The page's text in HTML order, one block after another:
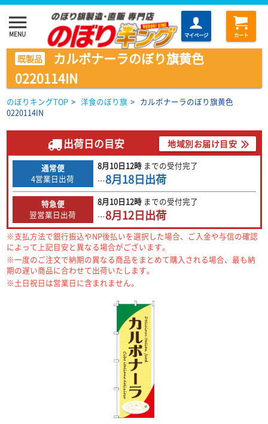
menu
MENU マイページ カート
既製品
カルボナーラのぼり旗黄色
0220114IN
のぼりキングTOP > 洋食のぼり旗 > カルボナーラのぼり旗黄色
0220114IN
出荷日の目安 地域別お届け目安
通常便
4営業日出荷
8月10日12時 までの受付完了
…8月18日出荷
特急便
翌営業日出荷
8月10日12時 までの受付完了
…8月12日出荷
※支払方法で銀行振込やNP後払いを選択した場合、ご入金や与信の確認
によって上記目安と異なる場合がございます。
※一度のご注文で納期の異なる商品をまとめて購入される場合、最も納
期の遅い商品に合わせて出荷いたします。
※土日祝日は営業日に含まれません。